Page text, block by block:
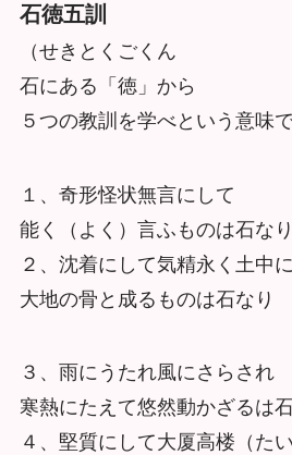
石徳五訓
（せきとくごくん
石にある「徳」から
５つの教訓を学べという意味で
１、奇形怪状無言にして
能く（よく）言ふものは石なり
２、沈着にして気精永く土中
大地の骨と成るものは石なり
３、雨にうたれ風にさらされ
寒熱にたえて悠然動かざるは
４、堅質にして大厦高楼（た